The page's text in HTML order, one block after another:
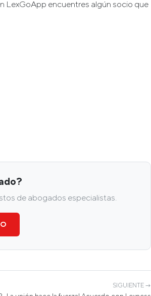
LexGoApp encuentres algún socio que
de abogados especialistas.
SIGUIENTE →